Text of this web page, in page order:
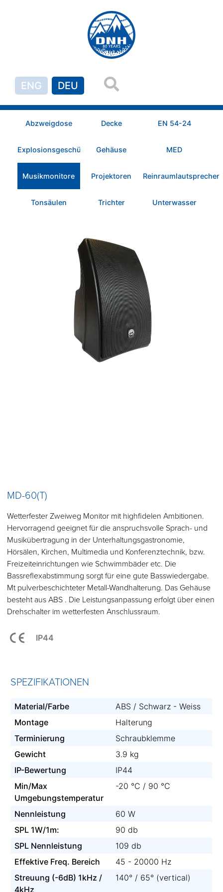
ENG DEU
Abzweigdose Decke EN 54-24
Explosionsgeschützt Gehäuse MED
Musikmonitore Projektoren Reinraumlautsprecher
Tonsäulen Trichter Unterwasser
MD-60(T)
Wetterfester Zweiweg Monitor mit highfidelen Ambitionen.
Hervorragend geeignet für die anspruchsvolle Sprach- und
Musikübertragung in der Unterhaltungsgastronomie,
Hörsälen, Kirchen, Multimedia und Konferenztechnik, bzw.
Freizeiteinrichtungen wie Schwimmbäder etc. Die
Bassreflexabstimmung sorgt für eine gute Basswiedergabe.
Mt pulverbeschichteter Metall-Wandhalterung. Das Gehäuse
besteht aus ABS . Die Leistungsanpassung erfolgt über einen
Drehschalter im wetterfesten Anschlussraum.
IP44
SPEZIFIKATIONEN
Material/Farbe
ABS / Schwarz - Weiss
Montage
Halterung
Terminierung
Schraubklemme
Gewicht
3.9 kg
IP-Bewertung
IP44
Min/Max
Umgebungstemperatur
-20 °C / 90 °C
Nennleistung
60 W
SPL 1W/1m:
90 db
SPL Nennleistung
109 db
Effektive Freq. Bereich
45 - 20000 Hz
Streuung (-6dB) 1kHz /
4kHz
140° / 65° (vertical)